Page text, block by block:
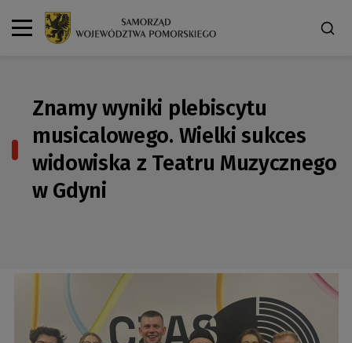
Znamy wyniki plebiscytu
musicalowego. Wielki sukces
widowiska z Teatru Muzycznego
w Gdyni